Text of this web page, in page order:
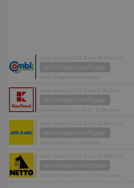
letzte Aktion 10,49 € vor 86 Wochen
kein Angebot verfügbar
keine Prognose verfügbar
letzte Aktion 12,99 € vor 9 Wochen
kein Angebot verfügbar
nächste Aktion in ca. 8 - 9 Wochen
letzte Aktion 12,49 € vor 67 Wochen
kein Angebot verfügbar
keine Prognose verfügbar
letzte Aktion 13,99 € vor 14 Wochen
kein Angebot verfügbar
nächste Aktion in ca. 3 - 4 Wochen